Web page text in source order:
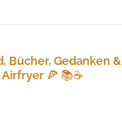
Bücher, Gedanken &
🍕 📚☕️